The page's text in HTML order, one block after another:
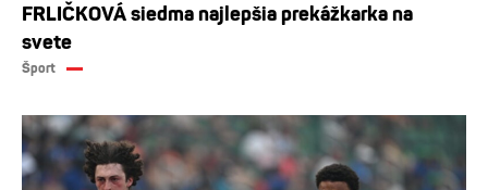
FRLIČKOVÁ siedma najlepšia prekážkarka na
svete
Šport